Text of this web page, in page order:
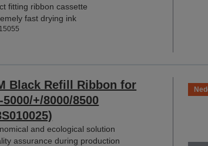
fitting ribbon cassette
fast drying ink
Black Refill Ribbon for
5000/+/8000/8500
and ecological solution
assurance during production